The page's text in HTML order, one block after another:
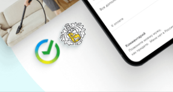
аппарат для химчистки и